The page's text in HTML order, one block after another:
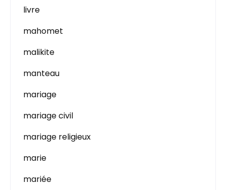
livre
mahomet
malikite
manteau
mariage
mariage civil
mariage religieux
marie
mariée